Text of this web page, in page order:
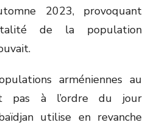
2023, provoquant
de la population
arméniennes au
pas à l’ordre du jour
utilise en revanche